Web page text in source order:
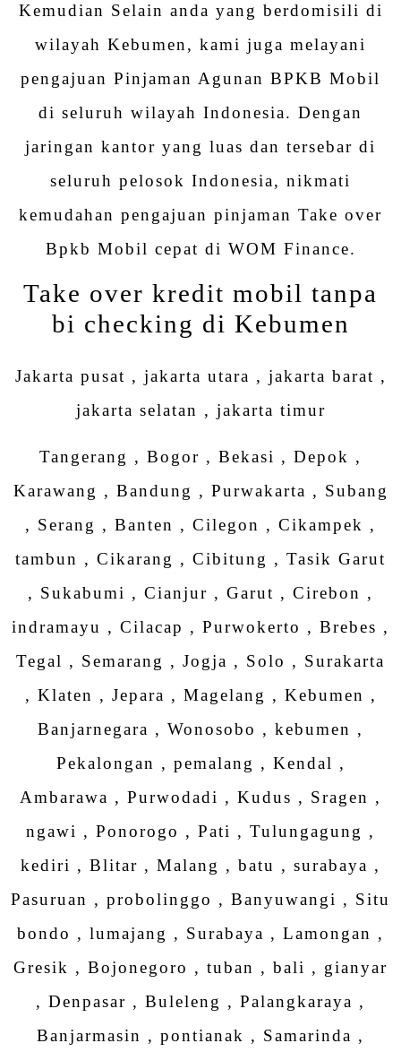
Kemudian Selain anda yang berdomisili di
wilayah Kebumen, kami juga melayani
pengajuan Pinjaman Agunan BPKB Mobil
di seluruh wilayah Indonesia. Dengan
jaringan kantor yang luas dan tersebar di
seluruh pelosok Indonesia, nikmati
kemudahan pengajuan pinjaman Take over
Bpkb Mobil cepat di WOM Finance.
Take over kredit mobil tanpa
bi checking di Kebumen
Jakarta pusat , jakarta utara , jakarta barat ,
jakarta selatan , jakarta timur
Tangerang , Bogor , Bekasi , Depok ,
Karawang , Bandung , Purwakarta , Subang
, Serang , Banten , Cilegon , Cikampek ,
tambun , Cikarang , Cibitung , Tasik Garut
, Sukabumi , Cianjur , Garut , Cirebon ,
indramayu , Cilacap , Purwokerto , Brebes ,
Tegal , Semarang , Jogja , Solo , Surakarta
, Klaten , Jepara , Magelang , Kebumen ,
Banjarnegara , Wonosobo , kebumen ,
Pekalongan , pemalang , Kendal ,
Ambarawa , Purwodadi , Kudus , Sragen ,
ngawi , Ponorogo , Pati , Tulungagung ,
kediri , Blitar , Malang , batu , surabaya ,
Pasuruan , probolinggo , Banyuwangi , Situ
bondo , lumajang , Surabaya , Lamongan ,
Gresik , Bojonegoro , tuban , bali , gianyar
, Denpasar , Buleleng , Palangkaraya ,
Banjarmasin , pontianak , Samarinda ,